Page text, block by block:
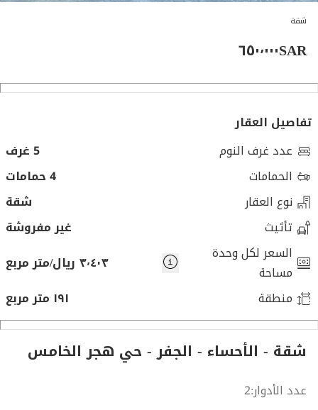
شقة
SAR٦٥٠٬٠٠٠
تفاصيل العقار
عدد غرف النوم
5 غرف
الحمامات
4 حمامات
نوع العقار
شقة
تأثيث
غير مفروشة
السعر لكل وحدة
مساحة
٣٬٤٠٣ ريال/متر مربع
منطقة
١٩١ متر مربع
شقة - الأحساء - الجفر - حي هجر الخامس
عدد الأدوار:2